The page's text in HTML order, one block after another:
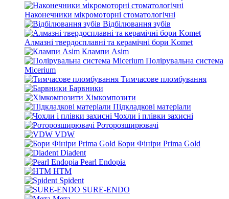
Наконечники мікромоторні стоматологічні
Відбілювання зубів
Алмазні твердосплавні та керамічні бори Komet
Клампи Asim
Полірувальна система
Micerium
Тимчасове пломбування
Барвники
Хімкомпозити
Підкладкові матеріали
Чохли і плівки захисні
Роторозширювачі
VDW
Бори Фініри Prima Gold
Diadent
Pearl Endopia
HTM
Spident
SURE-ENDO